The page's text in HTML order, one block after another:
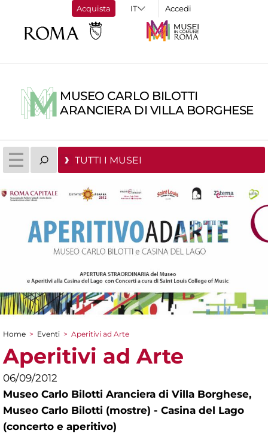
Acquista Accedi
MUSEO CARLO BILOTTI
ARANCIERA DI VILLA BORGHESE
TUTTI I MUSEI
Tu sei qui
Home > Eventi > Aperitivi ad Arte
Aperitivi ad Arte
06/09/2012
Museo Carlo Bilotti Aranciera di Villa Borghese,
Museo Carlo Bilotti (mostre) - Casina del Lago
(concerto e aperitivo)